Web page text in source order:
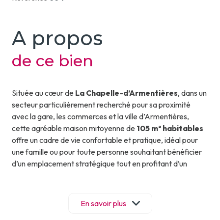
A propos
de ce bien
Située au cœur de La Chapelle-d’Armentières, dans un
secteur particulièrement recherché pour sa proximité
avec la gare, les commerces et la ville d’Armentières,
cette agréable maison mitoyenne de 105 m² habitables
offre un cadre de vie confortable et pratique, idéal pour
une famille ou pour toute personne souhaitant bénéficier
d’un emplacement stratégique tout en profitant d’un
chaleureuse qui se dégage de cette habitation. Son
constitue un véritable espace de vie où il fait
En savoir plus